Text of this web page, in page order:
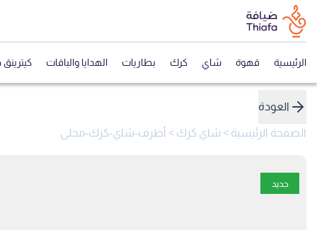
الرئيسية قهوة شاي كرك بطاريات الهدايا والباقات
العودة
الصفحة الرئيسية > شاي كرك > أظرف-شاي-كرك-محلى
جديد